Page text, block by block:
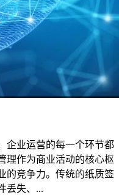
企业运营的每一个环节都
理作为商业活动的核心枢
的竞争力。传统的纸质签
丢失、...